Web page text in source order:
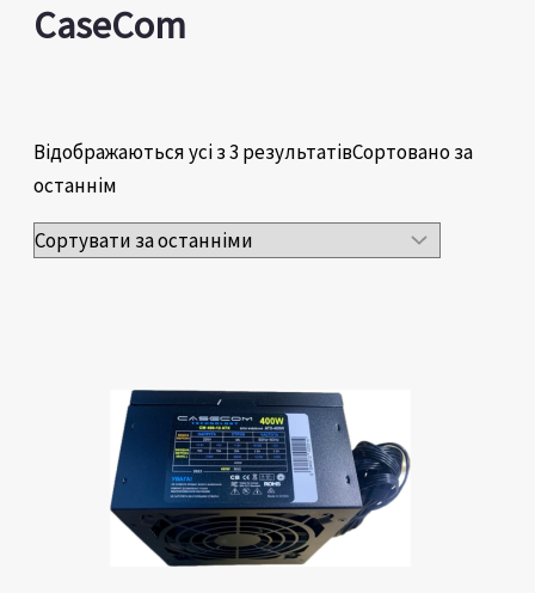
CaseCom
Відображаються усі з 3 результатівСортовано за
останнім